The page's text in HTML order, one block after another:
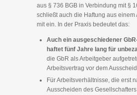
aus § 736 BGB in Verbindung mit §
schließt auch die Haftung aus einem
mit ein. In der Praxis bedeutet das:
Auch ein ausgeschiedener
haftet fünf Jahre lang für
die GbR als Arbeitgeber
Arbeitsvertrag vor dem
Für Arbeitsverhältnisse, die erst
Ausscheiden des